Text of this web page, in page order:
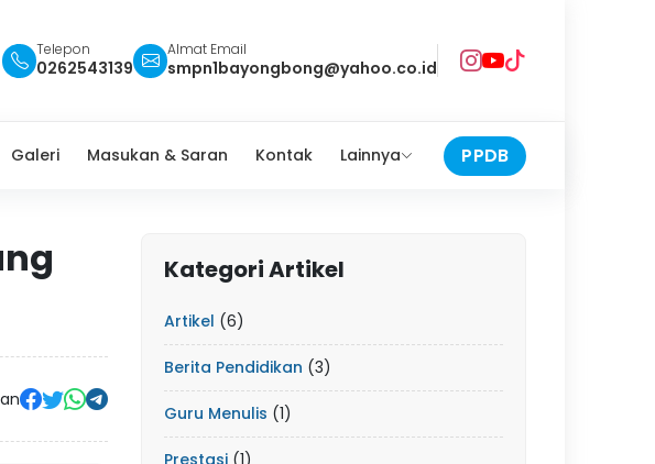
Telepon
0262543139
Almat Email
smpn1bayongbong@yahoo.co.id
Galeri Masukan & Saran Kontak Lainnya PPDB
Kategori Artikel
Artikel (6)
Berita Pendidikan (3)
Guru Menulis (1)
Prestasi (1)